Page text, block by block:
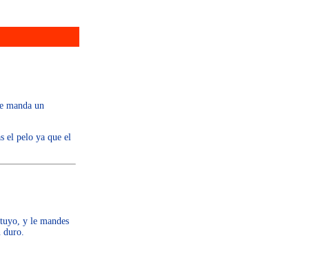
manda un
el pelo ya que el
y le mandes
duro.